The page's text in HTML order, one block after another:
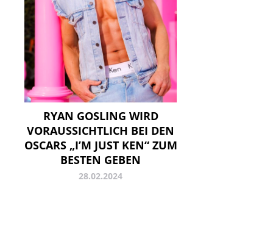
RYAN GOSLING WIRD
VORAUSSICHTLICH BEI DEN
OSCARS „I’M JUST KEN“ ZUM
BESTEN GEBEN
28.02.2024